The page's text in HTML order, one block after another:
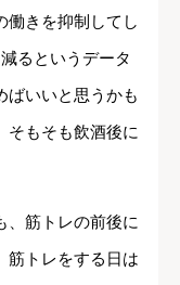
働きを抑制してし
るというデータ
ばいいと思うかも
そもそも飲酒後に
、筋トレの前後に
筋トレをする日は